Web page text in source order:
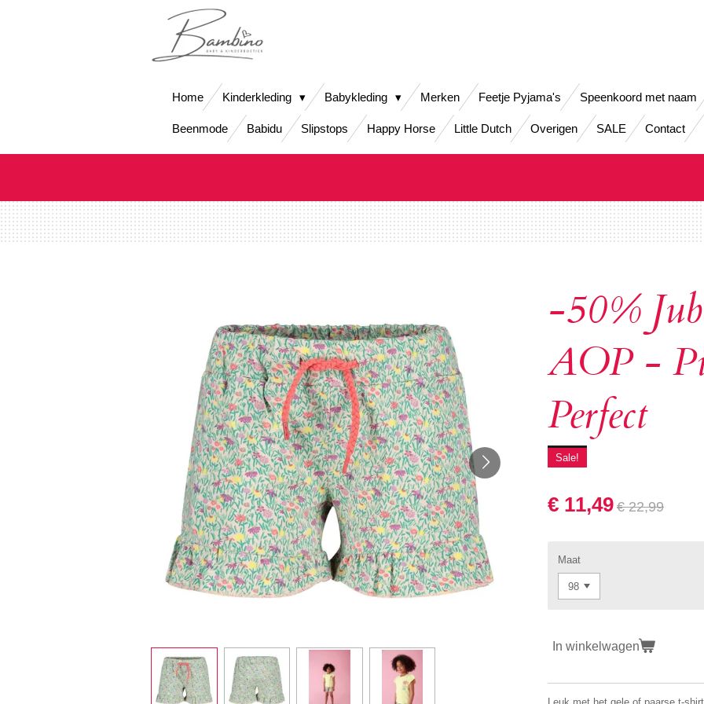
Home Kinderkleding Babykleding Merken Feetje Pyjama's Speenkoord met naam
Beenmode Babidu Slipstops Happy Horse Little Dutch Overigen SALE Contact
-50%
AOP -
Perfect
Sale!
€ 11,49€ 22,99
Maat
In winkelwagen